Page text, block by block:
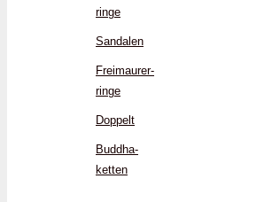
ringe
Sandalen
Freimaurer­
ringe
Doppelt
Buddha­
ketten